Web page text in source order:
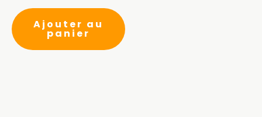
Ajouter au
panier